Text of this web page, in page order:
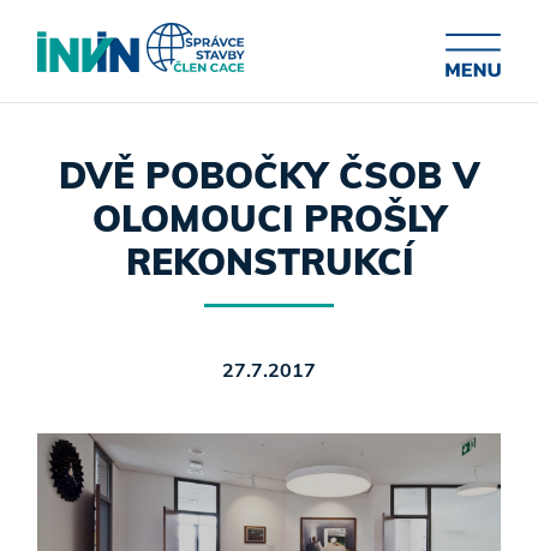
DVĚ POBOČKY ČSOB V
OLOMOUCI PROŠLY
REKONSTRUKCÍ
27.7.2017